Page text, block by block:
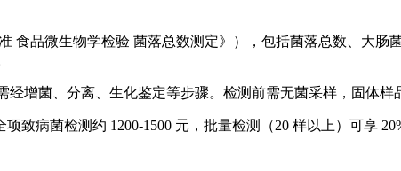
食品微生物学检验 菌落总数测定》），包括菌落总数、大肠
增菌、分离、生化鉴定等步骤。检测前需无菌采样，固体样
致病菌检测约 1200-1500 元，批量检测（20 样以上）可享